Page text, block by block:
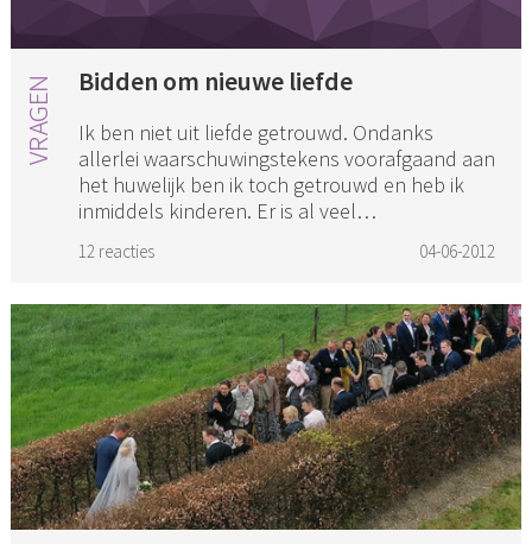
Bidden om nieuwe liefde
Ik ben niet uit liefde getrouwd. Ondanks
allerlei waarschuwingstekens voorafgaand aan
het huwelijk ben ik toch getrouwd en heb ik
inmiddels kinderen. Er is al veel
12 reacties 04-06-2012